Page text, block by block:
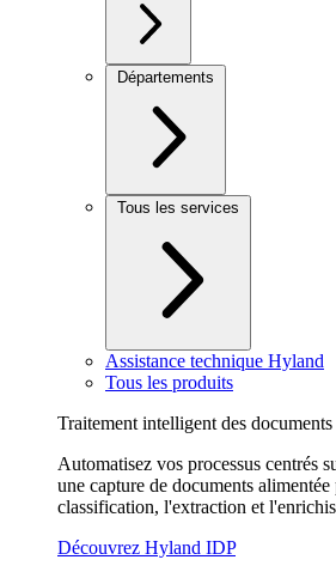
Départements
Tous les services
Assistance technique Hyland
Tous les produits
Traitement intelligent des documents
Automatisez vos processus centrés
une capture de documents
classification, l'extraction et
Découvrez Hyland IDP